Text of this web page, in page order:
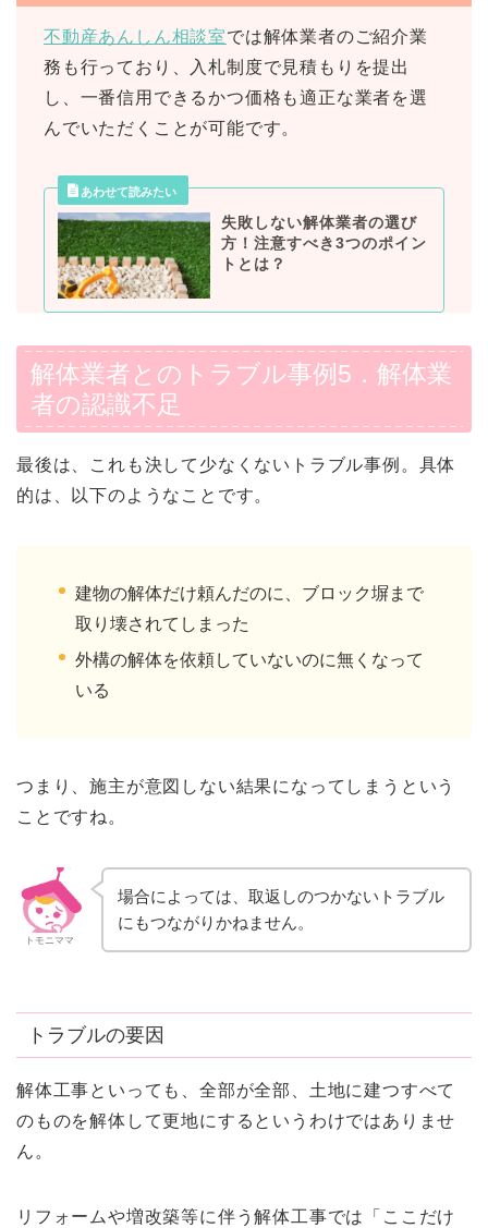
不動産あんしん相談室では解体業者のご紹介業
務も行っており、入札制度で見積もりを提出
し、一番信用できるかつ価格も適正な業者を選
んでいただくことが可能です。
失敗しない解体業者の選び
方！注意すべき3つのポイン
トとは？
解体業者とのトラブル事例5．解体業
者の認識不足
最後は、これも決して少なくないトラブル事例。具体
的は、以下のようなことです。
建物の解体だけ頼んだのに、ブロック塀まで
取り壊されてしまった
外構の解体を依頼していないのに無くなって
いる
つまり、施主が意図しない結果になってしまうという
ことですね。
トモニママ
場合によっては、取返しのつかないトラブル
にもつながりかねません。
トラブルの要因
解体工事といっても、全部が全部、土地に建つすべて
のものを解体して更地にするというわけではありませ
ん。
リフォームや増改築等に伴う解体工事では「ここだけ